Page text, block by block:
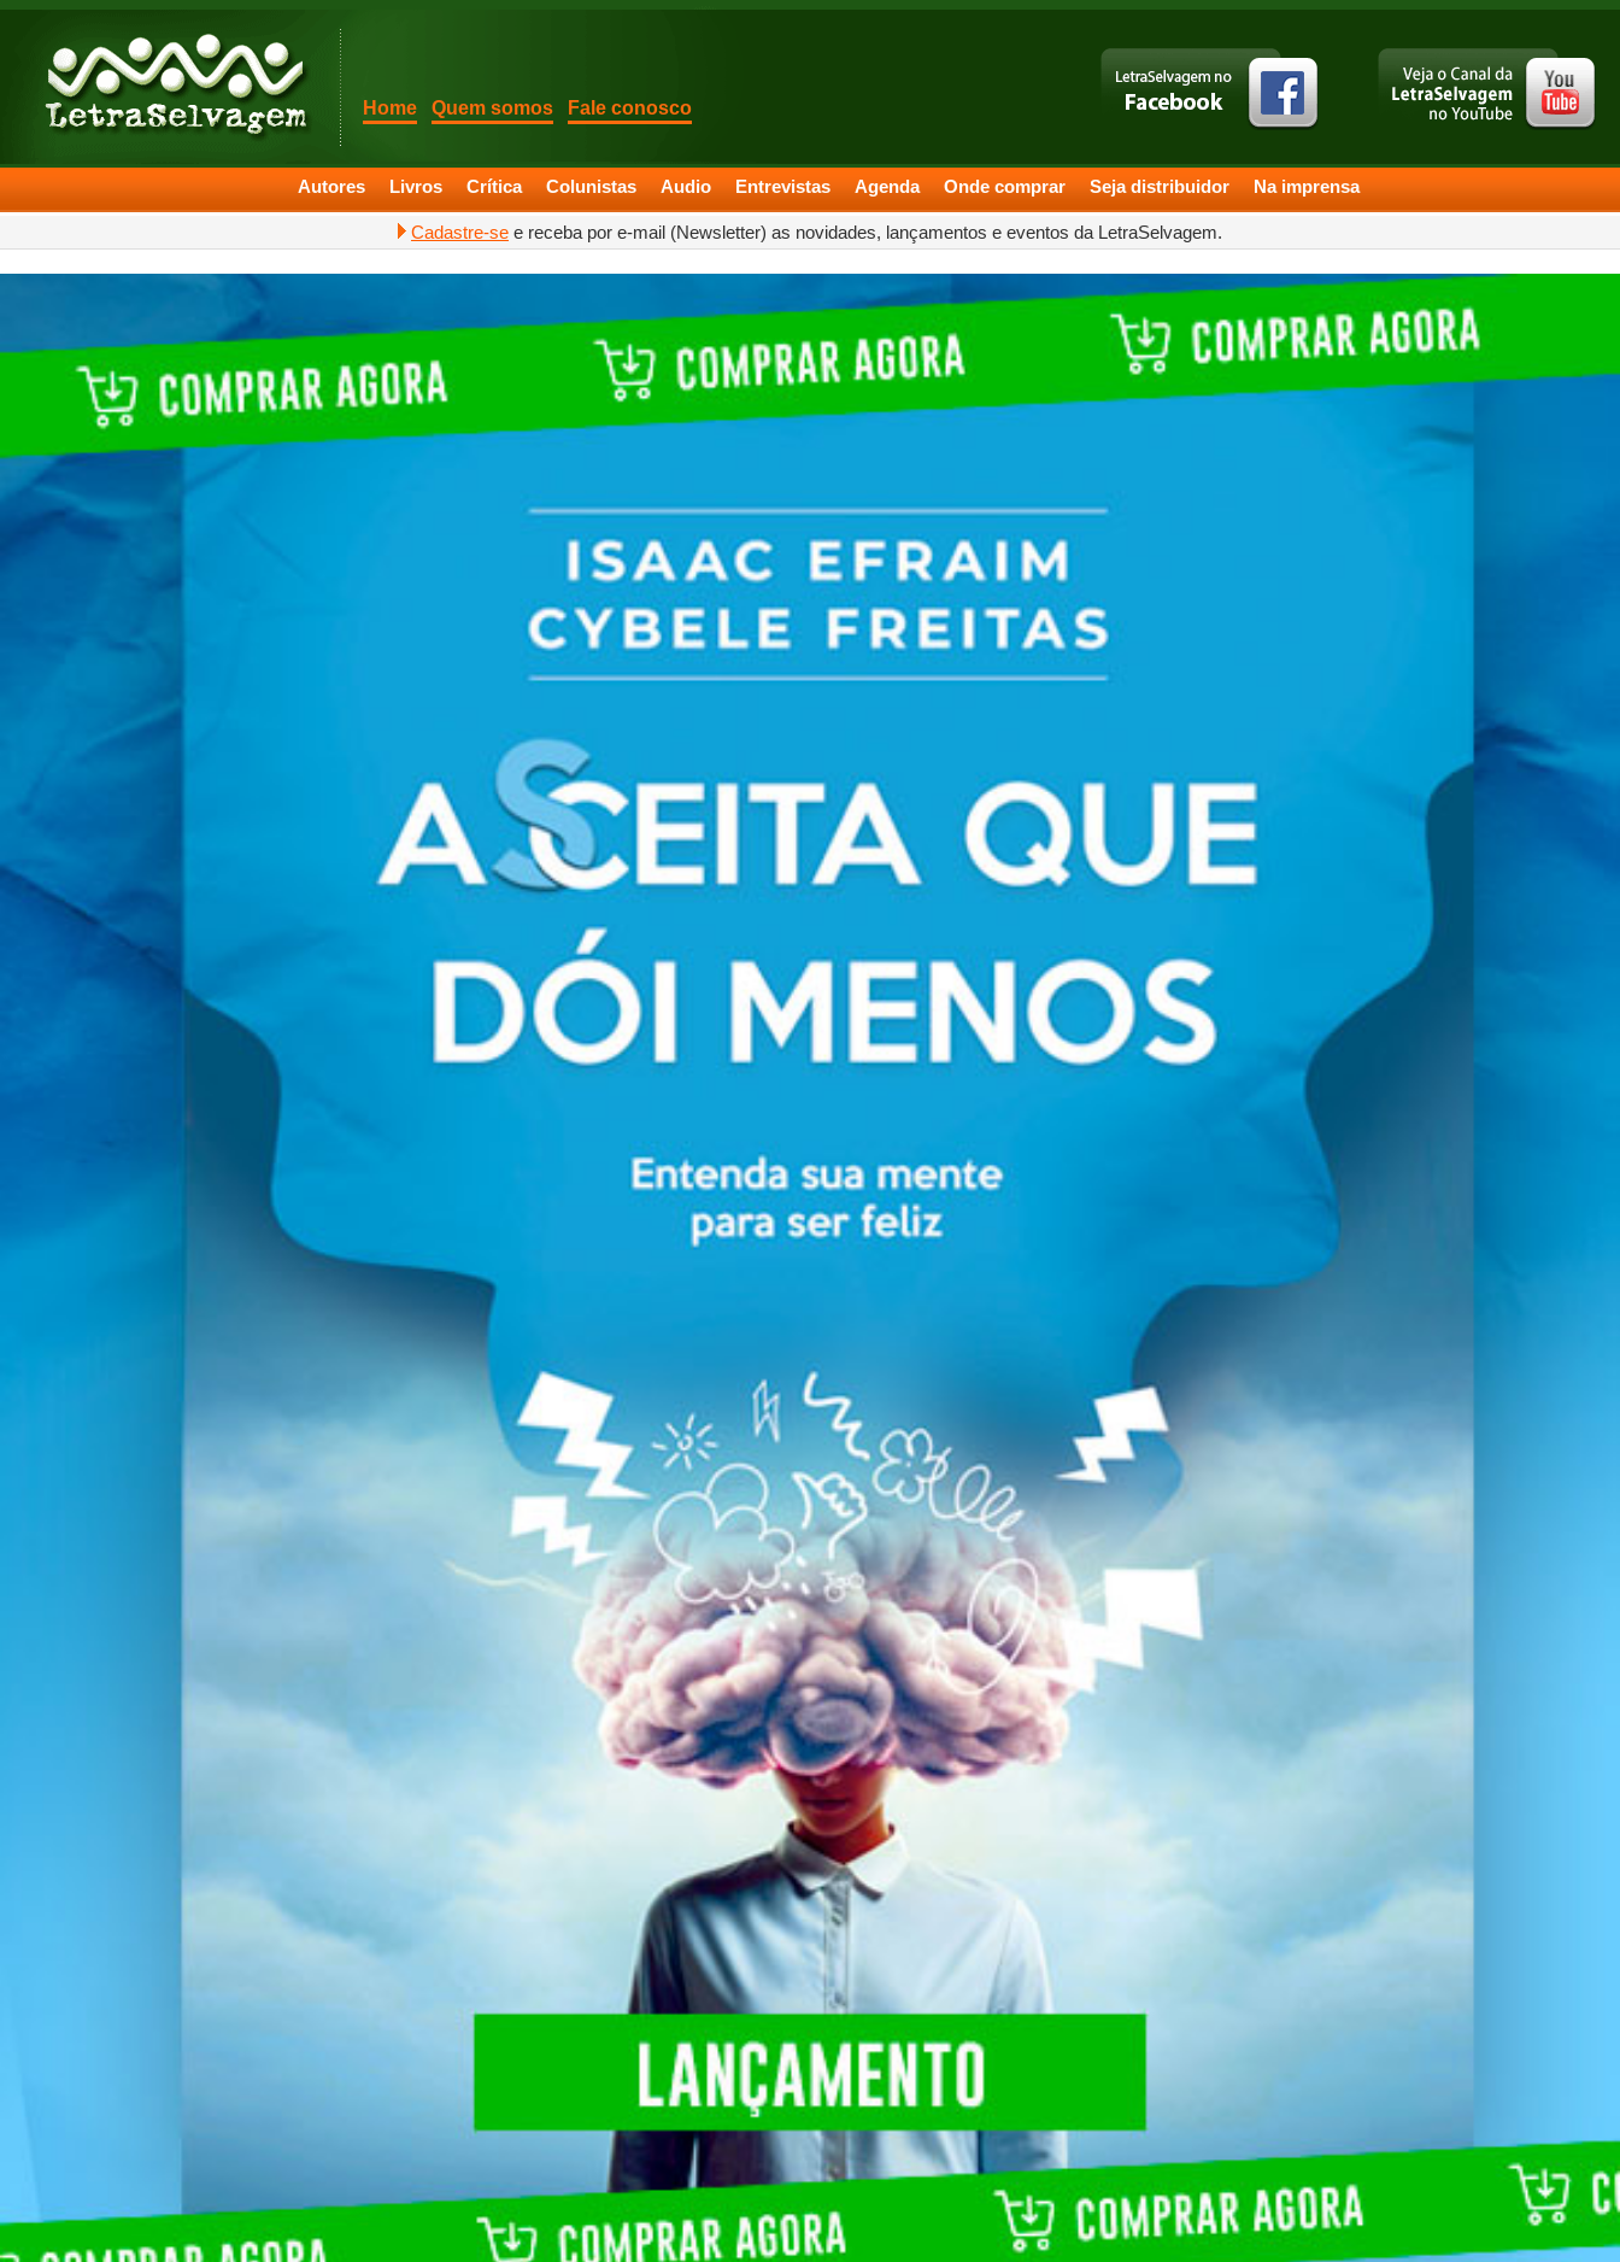
Home Quem somos Fale conosco
Autores Livros Crítica Colunistas Audio Entrevistas Agenda Onde comprar Seja distribuidor Na imprensa
Cadastre-se e receba por e-mail (Newsletter) as novidades, lançamentos e eventos da LetraSelvagem.